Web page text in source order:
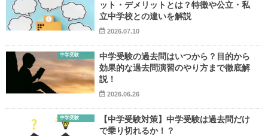
▶
▶
ット・デメリットとは？特徴や公立・私
立中学校との違いを解説
2026.07.10
中学受験
中学受験の過去問はいつから？目的から
効果的な過去問演習のやり方まで徹底解
説！
2026.06.26
中学受験
【中学受験対策】中学受験は過去問だけ
で乗り切れるか！？